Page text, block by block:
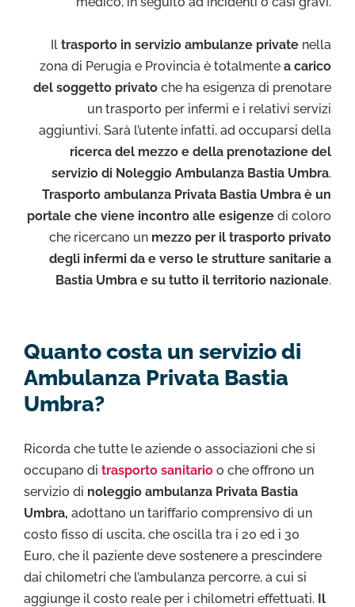
Il trasporto in servizio ambulanze private nella
zona di Perugia e Provincia è totalmente a carico
del soggetto privato che ha esigenza di prenotare
un trasporto per infermi e i relativi servizi
aggiuntivi. Sarà l’utente infatti, ad occuparsi della
ricerca del mezzo e della prenotazione del
servizio di Noleggio Ambulanza Bastia Umbra.
Trasporto ambulanza Privata Bastia Umbra è un
portale che viene incontro alle esigenze di coloro
che ricercano un mezzo per il trasporto privato
degli infermi da e verso le strutture sanitarie a
Bastia Umbra e su tutto il territorio nazionale.
Quanto costa un servizio di
Ambulanza Privata Bastia
Umbra?
Ricorda che tutte le aziende o associazioni che si
occupano di trasporto sanitario o che offrono un
servizio di noleggio ambulanza Privata Bastia
Umbra, adottano un tariffario comprensivo di un
costo fisso di uscita, che oscilla tra i 20 ed i 30
Euro, che il paziente deve sostenere a prescindere
dai chilometri che l’ambulanza percorre, a cui si
aggiunge il costo reale per i chilometri effettuati. Il